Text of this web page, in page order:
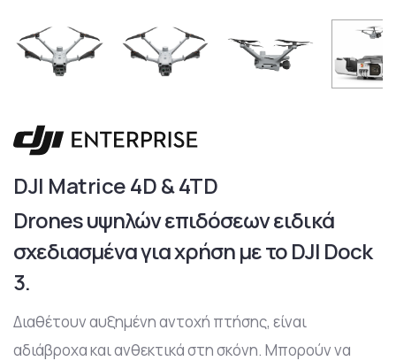
DJI Matrice 4D & 4TD
Drones υψηλών επιδόσεων ειδικά
σχεδιασμένα για χρήση με το DJI Dock
3.
Διαθέτουν αυξημένη αντοχή πτήσης, είναι
αδιάβροχα και ανθεκτικά στη σκόνη. Μπορούν να